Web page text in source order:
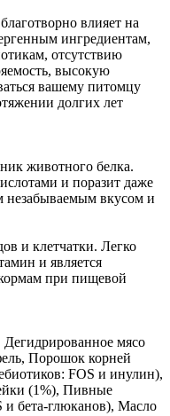
влияет на
ингредиентам,
отсутствию
высокую
вашему питомцу
долгих лет
животного белка.
и поразит даже
незабываемым вкусом и
и клетчатки. Легко
и является
при пищевой
Дегидрированное мясо
Порошок корней
FOS и инулин),
(1%), Пивные
бета-глюканов), Масло